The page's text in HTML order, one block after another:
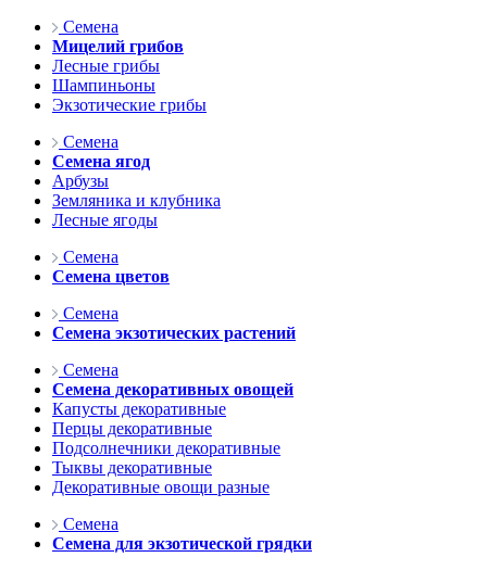
Семена
Мицелий грибов
Лесные грибы
Шампиньоны
Экзотические грибы
Семена
Семена ягод
Арбузы
Земляника и клубника
Лесные ягоды
Семена
Семена цветов
Семена
Семена экзотических растений
Семена
Семена декоративных овощей
Капусты декоративные
Перцы декоративные
Подсолнечники декоративные
Тыквы декоративные
Декоративные овощи разные
Семена
Семена для экзотической грядки